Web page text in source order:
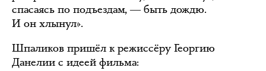
спасаясь по подъездам, ― быть дождю.
И он хлынул».
Шпаликов пришёл к режиссёру Георгию
Данелии с идеей фильма: